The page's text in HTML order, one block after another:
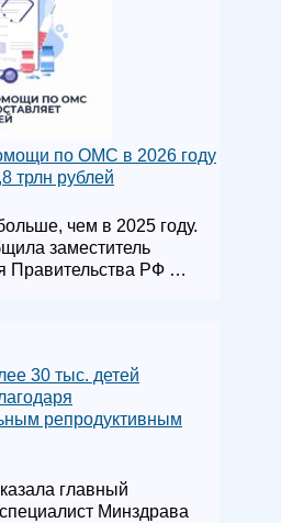
по ОМС в 2026 году
трлн рублей
чем в 2025 году.
заместитель
Правительства РФ …
30 тыс. детей
репродуктивным
главный
Минздрава